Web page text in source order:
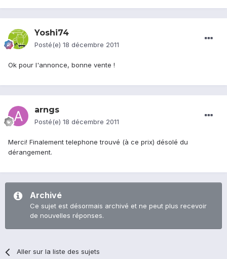
Yoshi74
Posté(e) 18 décembre 2011
Ok pour l'annonce, bonne vente !
arngs
Posté(e) 18 décembre 2011
Merci! Finalement telephone trouvé (à ce prix) désolé du
dérangement.
Archivé
Ce sujet est désormais archivé et ne peut plus recevoir
de nouvelles réponses.
Aller sur la liste des sujets